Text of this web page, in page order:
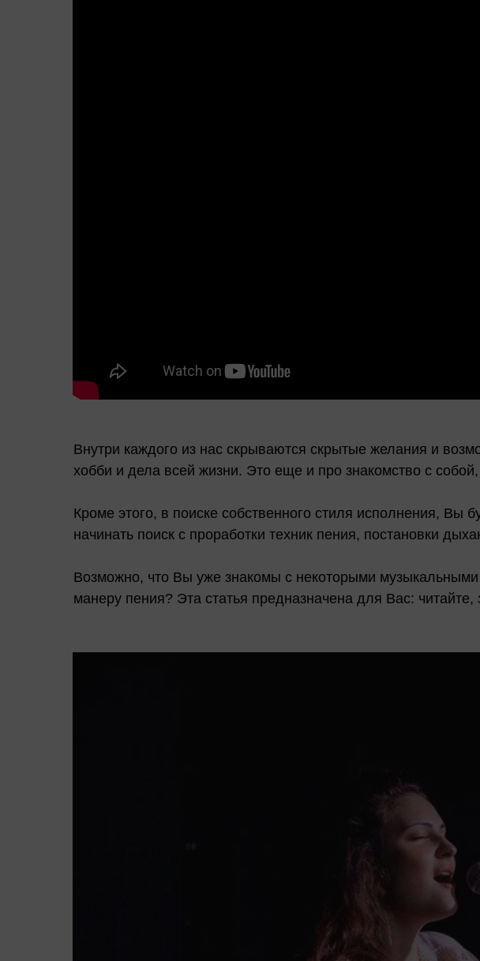
Внутри каждого из нас скрываются скрытые желания и
хобби и дела всей жизни. Это еще и про знакомство с
Кроме этого, в поиске собственного стиля исполнения,
начинать поиск с проработки техник пения, постановки
Возможно, что Вы уже знакомы с некоторыми
манеру пения? Эта статья предназначена для Вас: читайте,